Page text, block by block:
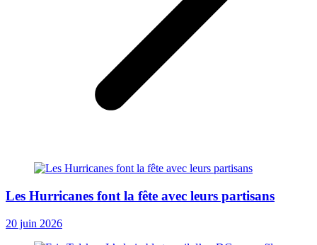
Les Hurricanes font la fête avec leurs partisans
20 juin 2026